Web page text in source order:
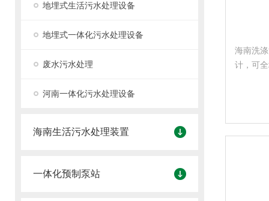
地埋式生活污水处理设备
地埋式一体化污水处理设备
废水污水处理
河南一体化污水处理设备
海南生活污水处理装置
一体化预制泵站
海南洗
计，可